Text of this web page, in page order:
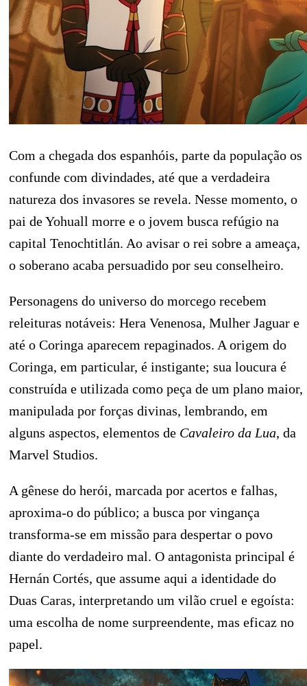
Com a chegada dos espanhóis, parte da população os
confunde com divindades, até que a verdadeira
natureza dos invasores se revela. Nesse momento, o
pai de Yohuall morre e o jovem busca refúgio na
capital Tenochtitlán. Ao avisar o rei sobre a ameaça,
o soberano acaba persuadido por seu conselheiro.
Personagens do universo do morcego recebem
releituras notáveis: Hera Venenosa, Mulher Jaguar e
até o Coringa aparecem repaginados. A origem do
Coringa, em particular, é instigante; sua loucura é
construída e utilizada como peça de um plano maior,
manipulada por forças divinas, lembrando, em
alguns aspectos, elementos de Cavaleiro da Lua, da
Marvel Studios.
A gênese do herói, marcada por acertos e falhas,
aproxima‑o do público; a busca por vingança
transforma‑se em missão para despertar o povo
diante do verdadeiro mal. O antagonista principal é
Hernán Cortés, que assume aqui a identidade do
Duas Caras, interpretando um vilão cruel e egoísta:
uma escolha de nome surpreendente, mas eficaz no
papel.